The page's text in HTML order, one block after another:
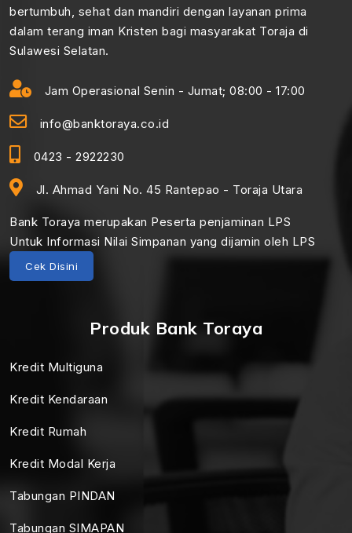
bertumbuh, sehat dan mandiri dengan layanan prima
dalam terang iman Kristen bagi masyarakat Toraja di
Sulawesi Selatan.
Jam Operasional Senin - Jumat; 08:00 - 17:00
info@banktoraya.co.id
0423 - 2922230
Jl. Ahmad Yani No. 45 Rantepao - Toraja Utara
Bank Toraya merupakan Peserta penjaminan LPS
Untuk Informasi Nilai Simpanan yang dijamin oleh LPS
Cek Disini
Produk Bank Toraya
Kredit Multiguna
Kredit Kendaraan
Kredit Rumah
Kredit Modal Kerja
Tabungan PINDAN
Tabungan SIMAPAN